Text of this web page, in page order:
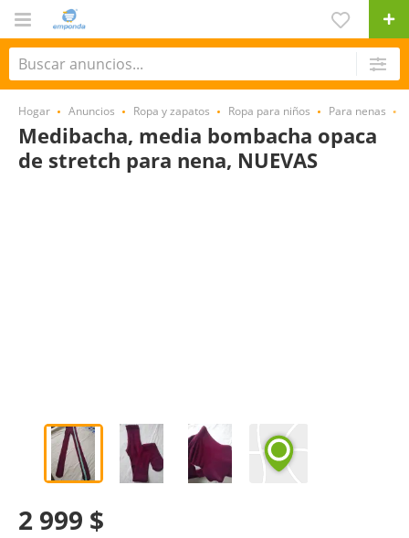
Hogar Anuncios Ropa y zapatos Ropa para niños Para nenas
Medibacha, media bombacha opaca
de stretch para nena, NUEVAS
2 999 $